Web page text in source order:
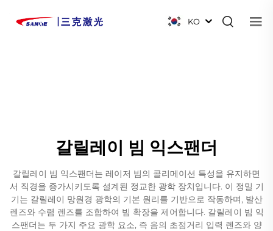
KO
갈릴레이 빔 익스팬더
갈릴레이 빔 익스팬더는 레이저 빔의 콜리메이션 특성을 유지하면
서 직경을 증가시키도록 설계된 정교한 광학 장치입니다. 이 정밀 기
기는 갈릴레이 망원경 광학의 기본 원리를 기반으로 작동하며, 발산
렌즈와 수렴 렌즈를 조합하여 빔 확장을 제어합니다. 갈릴레이 빔 익
스팬더는 두 가지 주요 광학 요소, 즉 음의 초점거리 입력 렌즈와 양